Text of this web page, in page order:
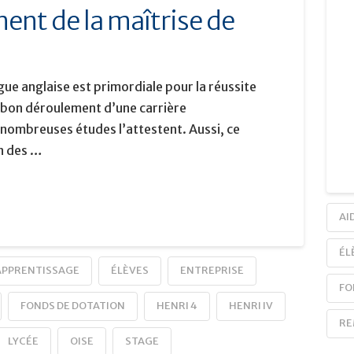
de la maîtrise de
anglaise est primordiale pour la réussite
déroulement d’une carrière
études l’attestent. Aussi, ce
des …
ÉLÈVES ENTREPRISE
FONDS DE DOTATION HENRI 4 HENRI IV
LYCÉE OISE STAGE